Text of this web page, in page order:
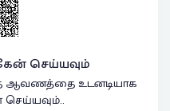
செய்யவும்
ஆவணத்தை உடனடியாக